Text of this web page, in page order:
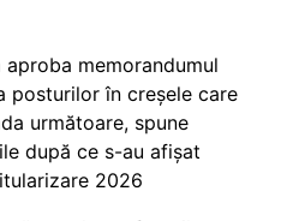
memorandumul
posturilor în creșele care
următoare, spune
după ce s-au afișat
2026